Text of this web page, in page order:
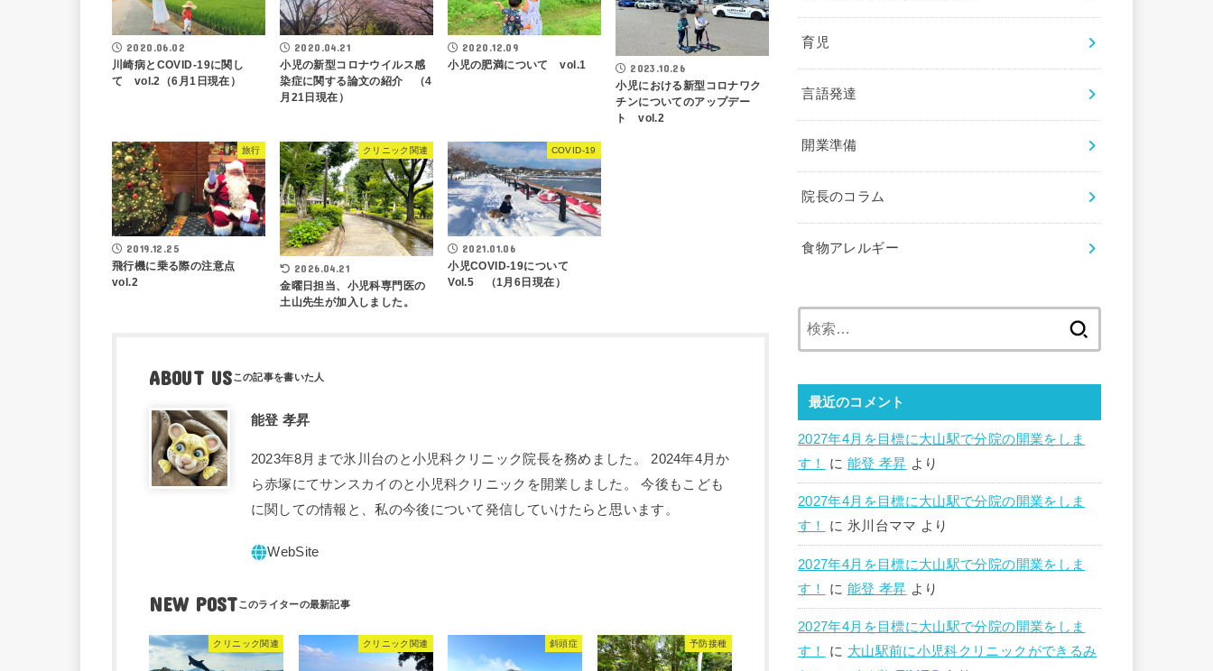
2020.06.02
川崎病とCOVID-19に関し
て vol.2（6月1日現在）
2020.04.21
小児の新型コロナウイルス感
染症に関する論文の紹介 （4
月21日現在）
2020.12.09
小児の肥満について vol.1 2023.10.26
小児における新型コロナワク
チンについてのアップデー
ト vol.2
旅行
2019.12.25
飛行機に乗る際の注意点
vol.2
クリニック関連
2026.04.21
金曜日担当、小児科専門医の
土山先生が加入しました。
COVID-19
2021.01.06
小児COVID-19について
Vol.5 （1月6日現在）
ABOUT US
能登 孝昇
2023年8月まで氷川台のと小児科クリニック院長を務めました。 2024年4月か
ら赤塚にてサンスカイのと小児科クリニックを開業しました。 今後もこども
に関しての情報と、私の今後について発信していけたらと思います。
NEW POST
クリニック関連 クリニック関連 斜頭症 予防接種
育児
言語発達
開業準備
院長のコラム
食物アレルギー
最近のコメント
2027年4月を目標に大山駅で分院の開業をしま
す！
に 能登 孝昇 より
2027年4月を目標に大山駅で分院の開業をしま
す！
に 氷川台ママ より
2027年4月を目標に大山駅で分院の開業をしま
す！
に 能登 孝昇 より
2027年4月を目標に大山駅で分院の開業をしま
す！
に 大山駅前に小児科クリニックができるみ